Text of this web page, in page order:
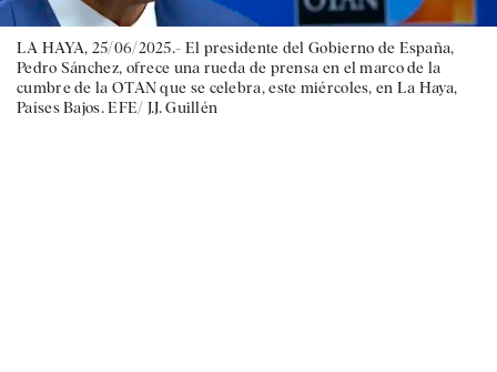
LA HAYA, 25/06/2025.- El presidente del Gobierno de España,
Pedro Sánchez, ofrece una rueda de prensa en el marco de la
cumbre de la OTAN que se celebra, este miércoles, en La Haya,
Países Bajos. EFE/ J.J. Guillén